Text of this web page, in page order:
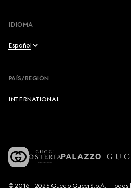
IDIOMA
Español
Français
PAÍS/REGIÓN
INTERNATIONAL
© 2016 - 2025 Guccio Gucci S.p.A. -